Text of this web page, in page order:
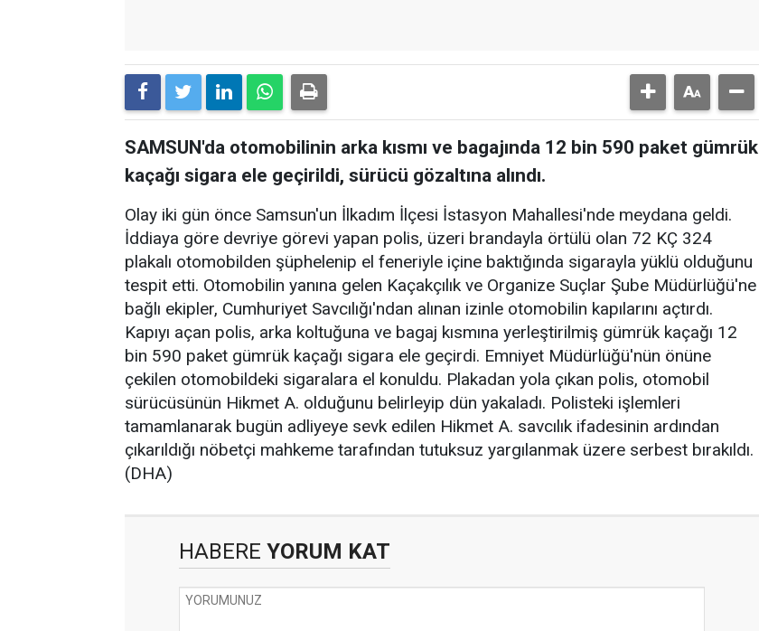
SAMSUN'da otomobilinin arka kısmı ve bagajında 12 bin 590 paket gümrük
kaçağı sigara ele geçirildi, sürücü gözaltına alındı.
Olay iki gün önce Samsun'un İlkadım İlçesi İstasyon Mahallesi'nde meydana geldi.
İddiaya göre devriye görevi yapan polis, üzeri brandayla örtülü olan 72 KÇ 324
plakalı otomobilden şüphelenip el feneriyle içine baktığında sigarayla yüklü olduğunu
tespit etti. Otomobilin yanına gelen Kaçakçılık ve Organize Suçlar Şube Müdürlüğü'ne
bağlı ekipler, Cumhuriyet Savcılığı'ndan alınan izinle otomobilin kapılarını açtırdı.
Kapıyı açan polis, arka koltuğuna ve bagaj kısmına yerleştirilmiş gümrük kaçağı 12
bin 590 paket gümrük kaçağı sigara ele geçirdi. Emniyet Müdürlüğü'nün önüne
çekilen otomobildeki sigaralara el konuldu. Plakadan yola çıkan polis, otomobil
sürücüsünün Hikmet A. olduğunu belirleyip dün yakaladı. Polisteki işlemleri
tamamlanarak bugün adliyeye sevk edilen Hikmet A. savcılık ifadesinin ardından
çıkarıldığı nöbetçi mahkeme tarafından tutuksuz yargılanmak üzere serbest bırakıldı.
(DHA)
HABERE YORUM KAT